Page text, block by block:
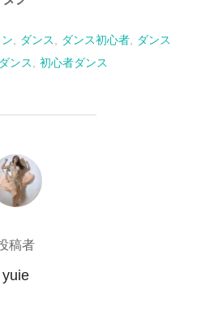
, ダンス, ダンス初心者, ダンス
ンス, 初心者ダンス
稿者
稿者
yuie